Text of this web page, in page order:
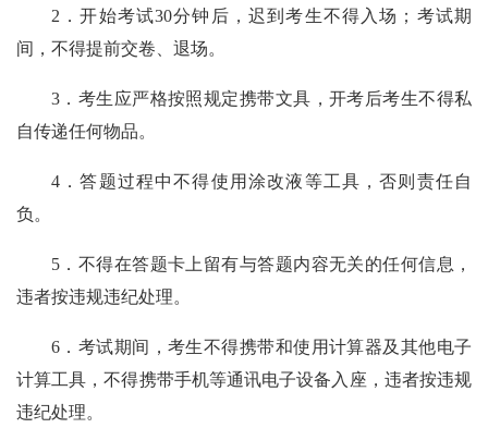
2．开始考试30分钟后，迟到考生不得入场；考试期
间，不得提前交卷、退场。
3．考生应严格按照规定携带文具，开考后考生不得私
自传递任何物品。
4．答题过程中不得使用涂改液等工具，否则责任自
负。
5．不得在答题卡上留有与答题内容无关的任何信息，
违者按违规违纪处理。
6．考试期间，考生不得携带和使用计算器及其他电子
计算工具，不得携带手机等通讯电子设备入座，违者按违规
违纪处理。